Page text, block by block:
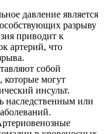
давление является
разрыву
приводит к
артерий, что
собой
которые могут
инсульт.
наследственным или